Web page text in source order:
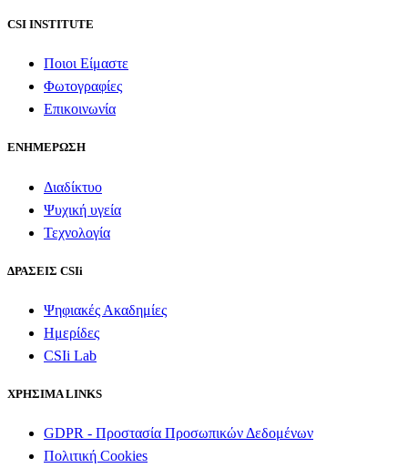
CSI INSTITUTE
Ποιοι Είμαστε
Φωτογραφίες
Επικοινωνία
ΕΝΗΜΕΡΩΣΗ
Διαδίκτυο
Ψυχική υγεία
Τεχνολογία
ΔΡΑΣΕΙΣ CSIi
Ψηφιακές Ακαδημίες
Ημερίδες
CSIi Lab
ΧΡΗΣΙΜΑ LINKS
GDPR - Προστασία Προσωπικών Δεδομένων
Πολιτική Cookies